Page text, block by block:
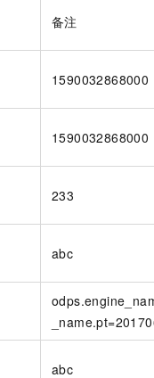
备注
1590032868000
1590032868000
233
abc
abc